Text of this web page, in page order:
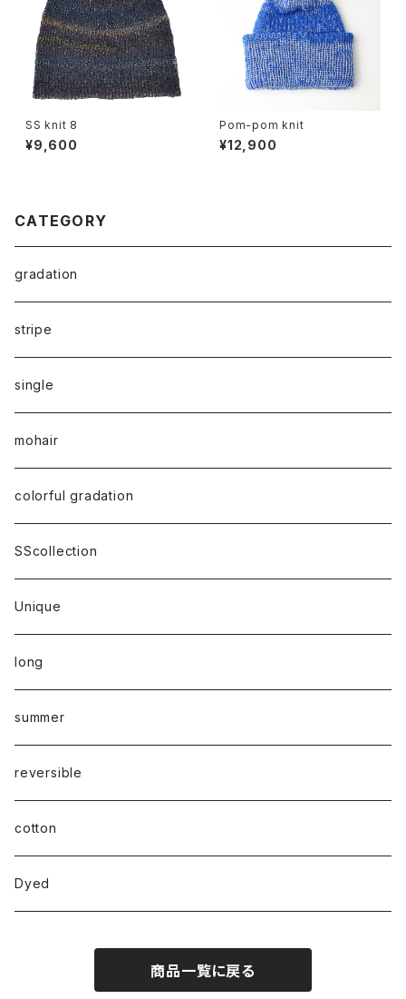
SS knit 8
¥9,600
Pom-pom knit
¥12,900
CATEGORY
gradation
stripe
single
mohair
colorful gradation
SScollection
Unique
long
summer
reversible
cotton
Dyed
商品一覧に戻る